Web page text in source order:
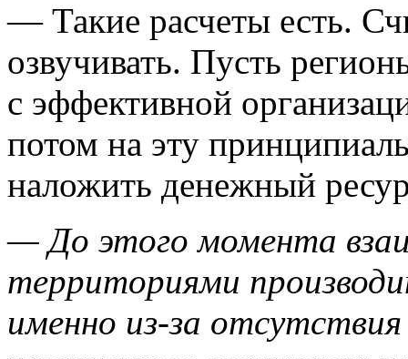
— Такие расчеты есть.
озвучивать. Пусть
с эффективной
потом на эту
наложить денежный
— До этого момента
территориями
именно из-за